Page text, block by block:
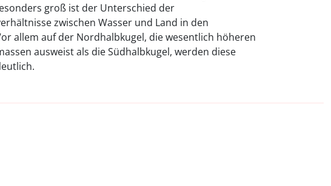
groß ist der Unterschied der
zwischen Wasser und Land in den
allem auf der Nordhalbkugel, die wesentlich höheren
ausweist als die Südhalbkugel, werden diese